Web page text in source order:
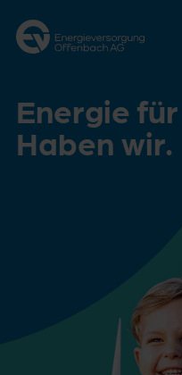
Zum Hauptinhalt
Zur
Energie
Haben wir.